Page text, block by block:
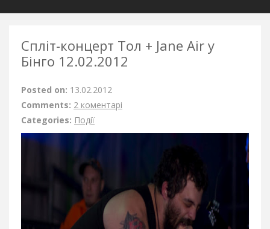
Спліт-концерт Тол + Jane Air у
Бінго 12.02.2012
Posted on: 13.02.2012
Comments: 2 коментарі
Categories: Події